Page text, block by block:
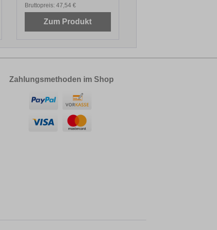
Bruttopreis: 47,54 €
Zum Produkt
Zahlungsmethoden im Shop